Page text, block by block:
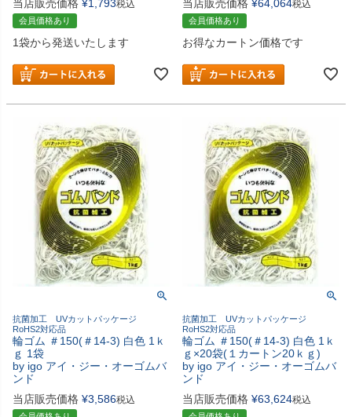
当店販売価格 ¥1,793税込
会員価格あり
1袋から発送いたします
当店販売価格 ¥64,064税込
会員価格あり
お得なカートン価格です
抗菌加工 UVカットパッケージ
RoHS2対応品
輪ゴム ＃150(＃14-3) 白色 1ｋ
ｇ 1袋
by igo アイ・ジー・オーゴムバ
ンド
当店販売価格 ¥3,586税込
抗菌加工 UVカットパッケージ
RoHS2対応品
輪ゴム ＃150(＃14-3) 白色 1ｋ
ｇ×20袋(１カートン20ｋｇ)
by igo アイ・ジー・オーゴムバ
ンド
当店販売価格 ¥63,624税込